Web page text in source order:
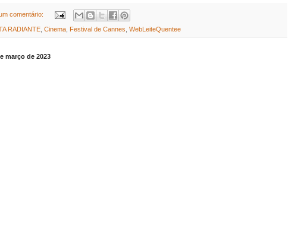
comentário:
RADIANTE Cinema Festival de Cannes WebLeiteQuentee
março de 2023